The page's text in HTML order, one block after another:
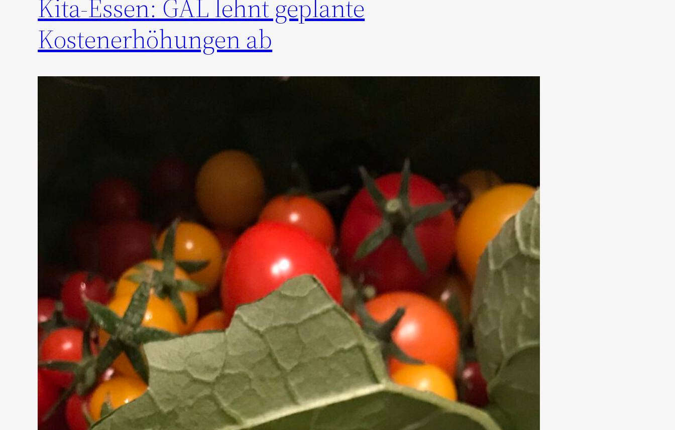
Kita-Essen: GAL lehnt geplante
Kostenerhöhungen ab